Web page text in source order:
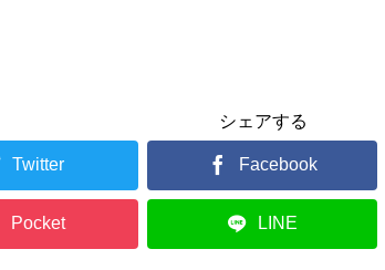
シェアする
Twitter Facebook
Pocket LINE